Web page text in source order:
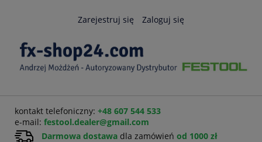
Zarejestruj się Zaloguj się
kontakt telefoniczny: +48 607 544 533
e-mail: festool.dealer@gmail.com
Darmowa dostawa dla zamówień od 1000 zł